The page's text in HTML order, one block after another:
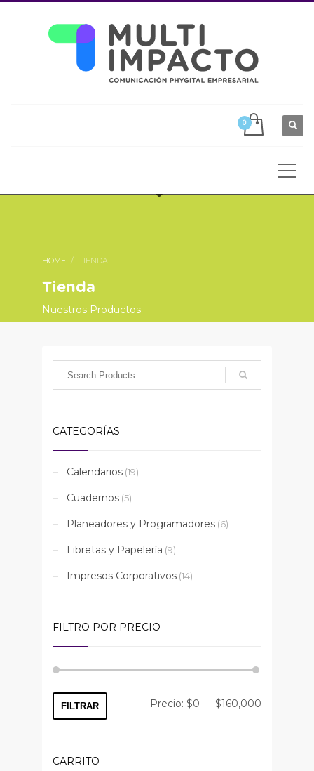
HOME TIENDA
Tienda
Nuestros Productos
CATEGORÍAS
Calendarios (19)
Cuadernos (5)
Planeadores y Programadores (6)
Libretas y Papelería (9)
Impresos Corporativos (14)
FILTRO POR PRECIO
FILTRAR Precio:$0 —$160,000
CARRITO